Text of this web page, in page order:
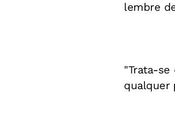
lembre
"Trata-
qualquer